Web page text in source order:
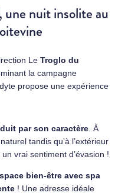
, une nuit insolite au
Le Troglo du
la campagne
propose une expérience
par son caractère . À
tandis qu’à l’extérieur
vrai sentiment d’évasion !
bien-être avec spa
! Une adresse idéale